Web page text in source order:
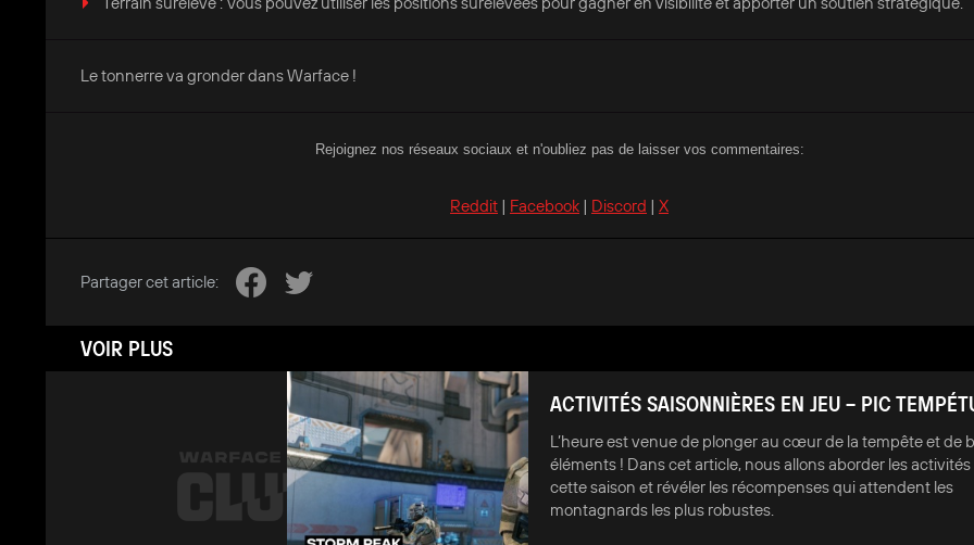
Le tonnerre va gronder dans Warface !
Rejoignez nos réseaux sociaux et n'oubliez pas de laisser vos commentaires:
Reddit | Facebook | Discord | X
Partager cet article:
VOIR PLUS
ACTIVITÉS SAISONNIÈRES EN JEU – PIC
L’heure est venue de plonger au cœur de la tempête et de
éléments ! Dans cet article, nous allons aborder les
cette saison et révéler les récompenses qui attendent les
montagnards les plus robustes.